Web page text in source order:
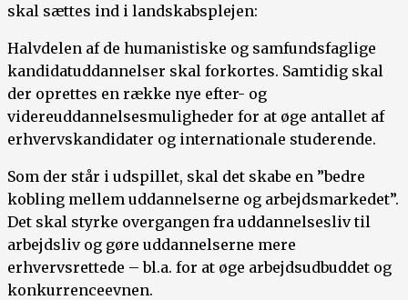
skal sættes ind i landskabsplejen:
Halvdelen af de humanistiske og samfundsfaglige
kandidatuddannelser skal forkortes. Samtidig skal
der oprettes en række nye efter- og
videreuddannelsesmuligheder for at øge antallet af
erhvervskandidater og internationale studerende.
Som der står i udspillet, skal det skabe en ”bedre
kobling mellem uddannelserne og arbejdsmarkedet”.
Det skal styrke overgangen fra uddannelsesliv til
arbejdsliv og gøre uddannelserne mere
erhvervsrettede – bl.a. for at øge arbejdsudbuddet og
konkurrenceevnen.